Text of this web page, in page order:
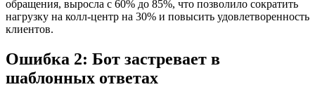
обращения, выросла с 60% до 85%, что позволило сократить
нагрузку на колл-центр на 30% и повысить удовлетворенность
клиентов.
Ошибка 2: Бот застревает в
шаблонных ответах